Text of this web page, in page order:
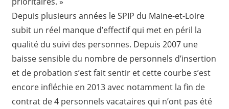
Depuis plusieurs années le SPIP du Maine-et-Loire
subit un réel manque d’effectif qui met en péril la
qualité du suivi des personnes. Depuis 2007 une
baisse sensible du nombre de personnels d’insertion
et de probation s’est fait sentir et cette courbe s’est
encore infléchie en 2013 avec notamment la fin de
contrat de 4 personnels vacataires qui n’ont pas été